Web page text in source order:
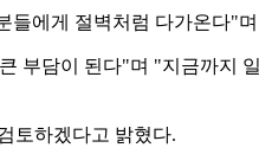
들에게 절벽처럼 다가온다"
부담이 된다"며 "지금까지
토하겠다고 밝혔다.